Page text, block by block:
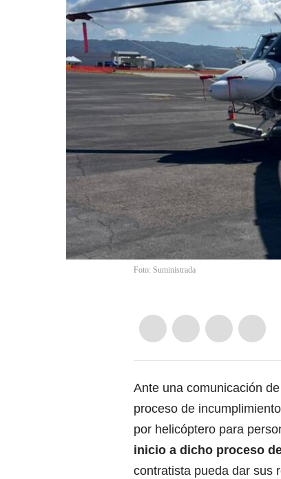
Foto: Suministrada
Ante una comunicación de
proceso de
por helicóptero para
inicio a dicho proceso
contratista pueda dar sus